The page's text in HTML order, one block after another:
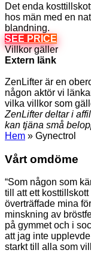
Det enda
hos män med en
blandning.
SEE PRICE
Villkor gäller
Extern länk
ZenLifter är en
någon aktör vi
vilka villkor som
ZenLifter deltar i
kan tjäna små
Hem » Gynectrol
Vårt omdöme
“Som någon som
till att ett
överträffade mina
minskning av
på gymmet och i
att jag inte
starkt till alla som